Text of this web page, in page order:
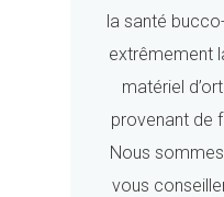
la santé
extrêmement
matériel
provenant de
Nous
vous